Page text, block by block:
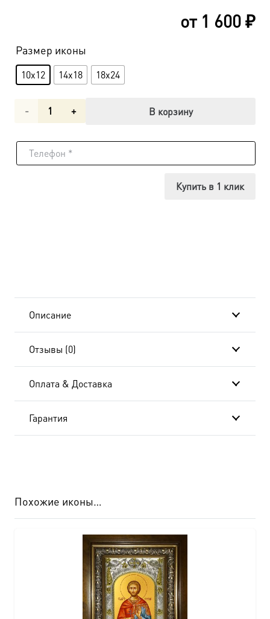
от 1 600₽
Размер иконы
10x12 14x18 18x24
Количество
Икона
В корзину
Купить в 1 клик
Описание
Отзывы (0)
Оплата & Доставка
Гарантия
Похожие иконы…